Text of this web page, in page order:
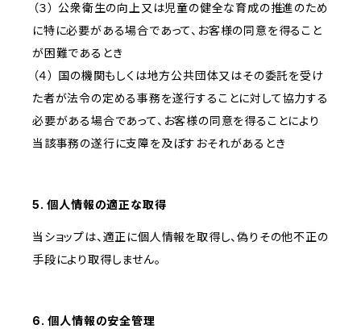
（３） 公衆衛生の向上又は児童の健全な育成の推進のため
に特に必要がある場合であって、お客様の同意を得ること
が困難であるとき
（４） 国の機関もしくは地方公共団体又はその委託を受け
た者が法令の定める事務を遂行することに対して協力する
必要がある場合であって、お客様の同意を得ることにより
当該事務の遂行に支障を及ぼすおそれがあるとき
5. 個人情報の適正な取得
当ショップは、適正に個人情報を取得し、偽りその他不正の
手段により取得しません。
6. 個人情報の安全管理